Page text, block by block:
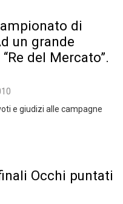
di
un grande
del Mercato”.
e giudizi alle campagne
Occhi puntati